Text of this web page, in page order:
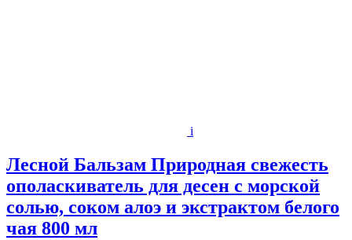
i
Лесной Бальзам Природная свежесть
ополаскиватель для десен с морской
солью, соком алоэ и экстрактом белого
чая 800 мл